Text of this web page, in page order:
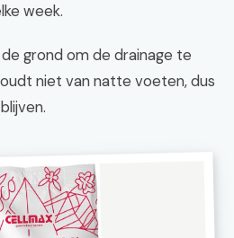
week.
grond om de drainage te
niet van natte voeten, dus